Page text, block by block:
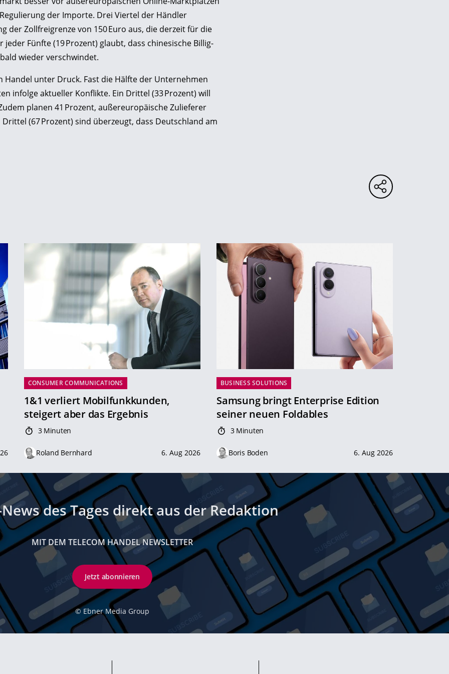
der Importe. Drei Viertel der Händler
der Zollfreigrenze von 150 Euro aus, die derzeit für die
Fünfte (19 Prozent) glaubt, dass chinesische Billig-
wieder verschwindet.
Handel unter Druck. Fast die Hälfte der Unternehmen
infolge aktueller Konflikte. Ein Drittel (33 Prozent) will
planen 41 Prozent, außereuropäische Zulieferer
(67 Prozent) sind überzeugt, dass Deutschland am
CONSUMER COMMUNICATIONS
1&1 verliert Mobilfunkkunden,
steigert aber das Ergebnis
3 Minuten
Roland Bernhard 6. Aug 2026
BUSINESS SOLUTIONS
Samsung bringt Enterprise Edition
seiner neuen Foldables
3 Minuten
Boris Boden 6. Aug 2026
des Tages direkt aus der Redaktion
MIT DEM TELECOM HANDEL NEWSLETTER
Jetzt abonnieren
© Ebner Media Group